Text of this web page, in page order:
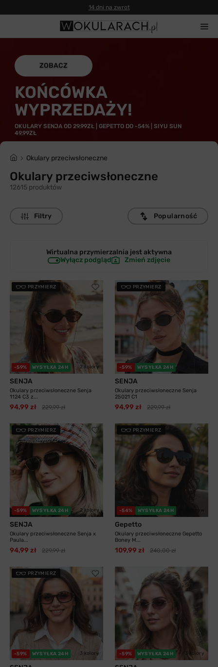
Gwarancja 100% zwrotu
ZOBACZ
KOŃCÓWKA
WYPRZEDAŻY!
OKULARY SENJA OD 29,99ZŁ | GEPETTO DO -54% | SIYU SUN
49,99ZŁ
Okulary przeciwsłoneczne
Okulary przeciwsłoneczne
12615 produktów
Filtry Popularność
Wirtualna przymierzalnia jestaktywna
Wyłącz podgląd
Zmień zdjęcie
PRZYMIERZ
-59% WYSYŁKA 24H 2 kolory
SENJA
Okulary przeciwsłoneczne Senja
1124 C3 z...
94,99 zł 229,99 zł
PRZYMIERZ
-59% WYSYŁKA 24H
SENJA
Okulary przeciwsłoneczne Senja
25021 C1
94,99 zł 229,99 zł
PRZYMIERZ
-59% WYSYŁKA 24H 2 kolory
SENJA
Okulary przeciwsłoneczne Senja x
Paula...
94,99 zł 229,99 zł
PRZYMIERZ
-54% WYSYŁKA 24H
Gepetto
Okulary przeciwsłoneczne Gepetto
Boney M...
109,99 zł 240,00 zł
PRZYMIERZ
-59% WYSYŁKA 24H 3 kolory -59% WYSYŁKA 24H 3 kolory